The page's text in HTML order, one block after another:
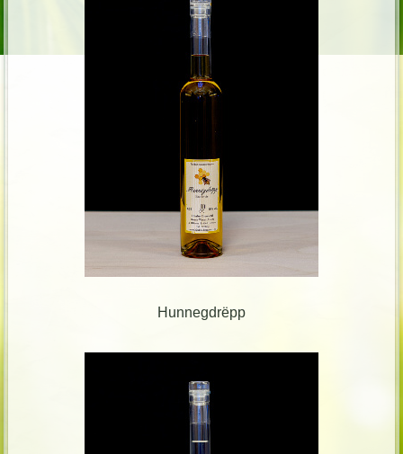
Hunnegdrëpp